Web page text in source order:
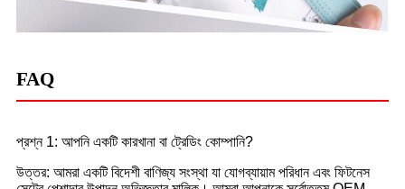
FAQ
প্রশ্ন 1: আপনি একটি কারখানা বা ট্রেডিং কোম্পানি?
উত্তর: আমরা একটি বিদেশী বাণিজ্য সংস্থা যা যোগব্যায়াম পরিধান এবং ফিটনেস